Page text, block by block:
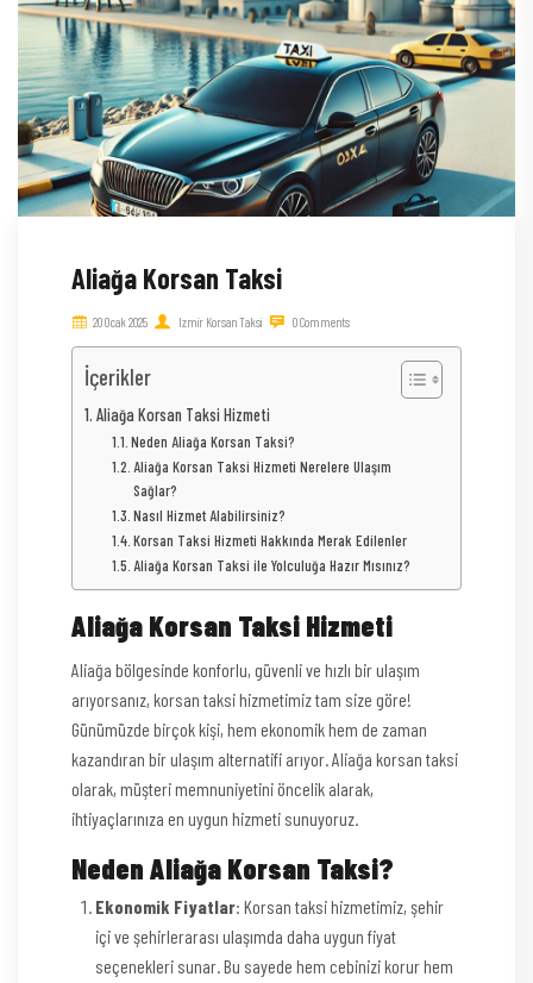
Aliağa Korsan Taksi
20 Ocak 2025 Izmir Korsan Taksi 0 Comments
İçerikler
Aliağa Korsan Taksi Hizmeti
Neden Aliağa Korsan Taksi?
Aliağa Korsan Taksi Hizmeti Nerelere Ulaşım
Sağlar?
Nasıl Hizmet Alabilirsiniz?
Korsan Taksi Hizmeti Hakkında Merak Edilenler
Aliağa Korsan Taksi ile Yolculuğa Hazır Mısınız?
Aliağa Korsan Taksi Hizmeti
Aliağa bölgesinde konforlu, güvenli ve hızlı bir ulaşım
arıyorsanız, korsan taksi hizmetimiz tam size göre!
Günümüzde birçok kişi, hem ekonomik hem de zaman
kazandıran bir ulaşım alternatifi arıyor. Aliağa korsan taksi
olarak, müşteri memnuniyetini öncelik alarak,
ihtiyaçlarınıza en uygun hizmeti sunuyoruz.
Neden Aliağa Korsan Taksi?
Ekonomik Fiyatlar: Korsan taksi hizmetimiz, şehir
içi ve şehirlerarası ulaşımda daha uygun fiyat
seçenekleri sunar. Bu sayede hem cebinizi korur hem